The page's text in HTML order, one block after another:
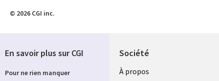
© 2026 CGI inc.
Société
À propos
En savoir plus sur CGI
Pour ne rien manquer